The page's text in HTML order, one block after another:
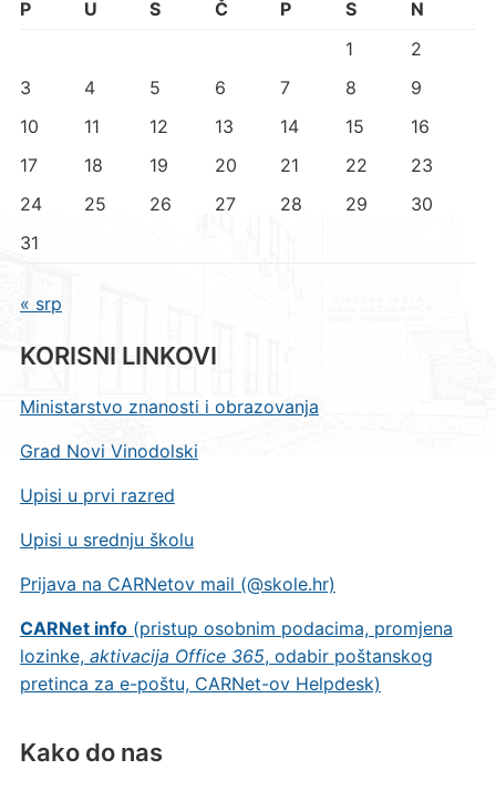
P U S Č P S
N
1
2
3
4 5 6 7 8
9
10
11 12 13 14 15
16
17
18 19 20 21 22
23
24
25 26 27 28 29
30
31
« srp
KORISNI LINKOVI
Ministarstvo znanosti i obrazovanja
Grad Novi Vinodolski
Upisi u prvi razred
Upisi u srednju školu
Prijava na CARNetov mail (@skole.hr)
CARNet info(pristup osobnim podacima, promjena
lozinke, aktivacija Office 365, odabir poštanskog
pretinca za e-poštu, CARNet-ov Helpdesk)
Kako do nas